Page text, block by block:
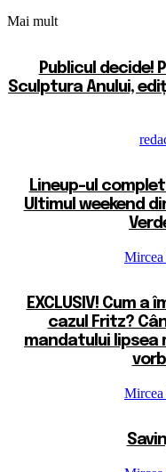
Mai mult
Publicul decide!
Sculptura Anului,
Lineup-ul complet
Ultimul weekend
EXCLUSIV! Cum
cazul Fritz?
mandatului lipsea